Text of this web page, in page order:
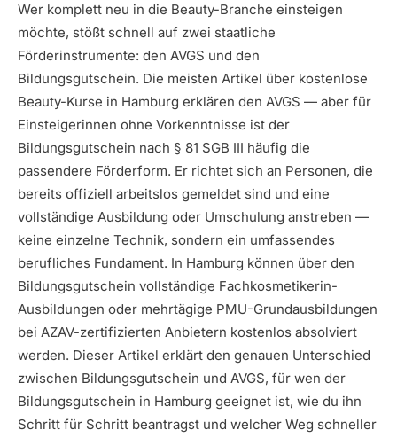
Wer komplett neu in die Beauty-Branche einsteigen
möchte, stößt schnell auf zwei staatliche
Förderinstrumente: den AVGS und den
Bildungsgutschein. Die meisten Artikel über kostenlose
Beauty-Kurse in Hamburg erklären den AVGS — aber für
Einsteigerinnen ohne Vorkenntnisse ist der
Bildungsgutschein nach § 81 SGB III häufig die
passendere Förderform. Er richtet sich an Personen, die
bereits offiziell arbeitslos gemeldet sind und eine
vollständige Ausbildung oder Umschulung anstreben —
keine einzelne Technik, sondern ein umfassendes
berufliches Fundament. In Hamburg können über den
Bildungsgutschein vollständige Fachkosmetikerin-
Ausbildungen oder mehrtägige PMU-Grundausbildungen
bei AZAV-zertifizierten Anbietern kostenlos absolviert
werden. Dieser Artikel erklärt den genauen Unterschied
zwischen Bildungsgutschein und AVGS, für wen der
Bildungsgutschein in Hamburg geeignet ist, wie du ihn
Schritt für Schritt beantragst und welcher Weg schneller